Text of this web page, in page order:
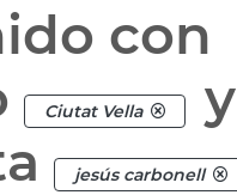
con
Ciutat Vella
y
jesús carbonell